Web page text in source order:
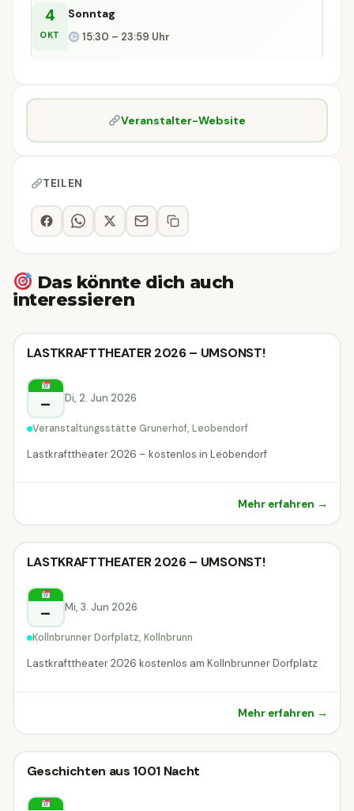
4
OKT
Sonntag
15:30 – 23:59 Uhr
Veranstalter-Website
TEILEN
Das könnte dich auch
interessieren
Theater
Leobendorf
Theater
LASTKRAFTTHEATER 2026 – UMSONST!
– Di, 2. Jun 2026
Veranstaltungsstätte Grunerhof, Leobendorf
Lastkrafttheater 2026 – kostenlos in Leobendorf
Mehr erfahren →
Theater
Kollnbrunn
Theater
LASTKRAFTTHEATER 2026 – UMSONST!
– Mi, 3. Jun 2026
Kollnbrunner Dorfplatz, Kollnbrunn
Lastkrafttheater 2026 kostenlos am Kollnbrunner Dorfplatz
Mehr erfahren →
Theater
Perchtoldsdorf
Theater
Geschichten aus 1001 Nacht